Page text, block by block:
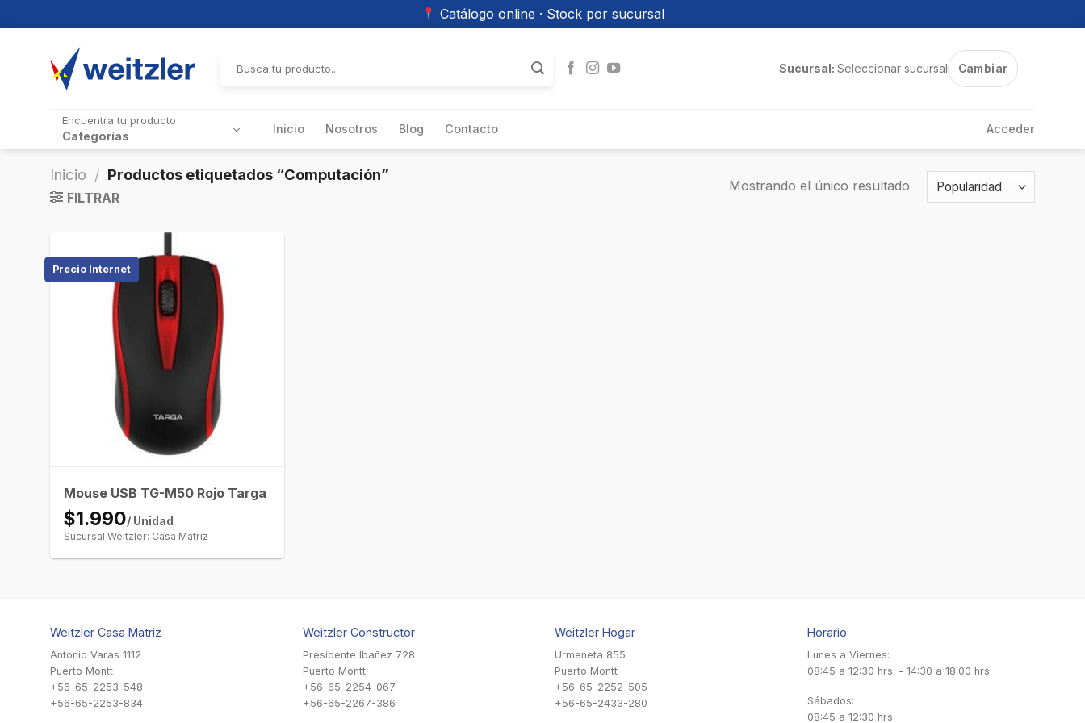
Catálogo online · Stock por sucursal
por:
Sucursal: Seleccionar sucursal Cambiar
Encuentra tu producto
Categorías Inicio Nosotros Blog Contacto Acceder
Inicio / Productos etiquetados “Computación”
FILTRAR
Mostrando el único resultado
Precio Internet
Mouse USB TG-M50 Rojo Targa
$1.990/ Unidad
Sucursal Weitzler: Casa Matriz
Weitzler Casa Matriz
Antonio Varas 1112
Puerto Montt
+56-65-2253-548
+56-65-2253-834
Weitzler Constructor
Presidente Ibañez 728
Puerto Montt
+56-65-2254-067
+56-65-2267-386
Weitzler Hogar
Urmeneta 855
Puerto Montt
+56-65-2252-505
+56-65-2433-280
Horario
Lunes a Viernes:
08:45 a 12:30 hrs. - 14:30 a 18:00 hrs.
Sábados:
08:45 a 12:30 hrs